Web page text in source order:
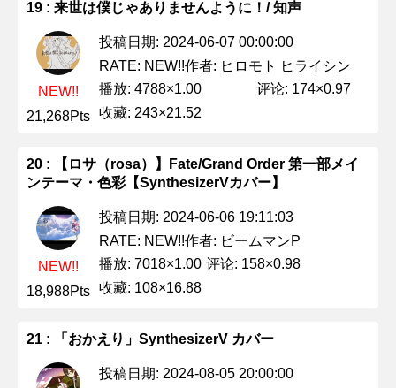
19 : 来世は僕じゃありませんように！/ 知声
NEW!!
21,268Pts
投稿日期: 2024-06-07 00:00:00
RATE: NEW!!作者: ヒロモト ヒライシン
播放: 4788×1.00
评论: 174×0.97
收藏: 243×21.52
20 : 【ロサ（rosa）】Fate/Grand Order 第一部メイ
ンテーマ・色彩【SynthesizerVカバー】
NEW!!
18,988Pts
投稿日期: 2024-06-06 19:11:03
RATE: NEW!!作者: ビームマンP
播放: 7018×1.00 评论: 158×0.98
收藏: 108×16.88
21 : 「おかえり」SynthesizerV カバー
投稿日期: 2024-08-05 20:00:00